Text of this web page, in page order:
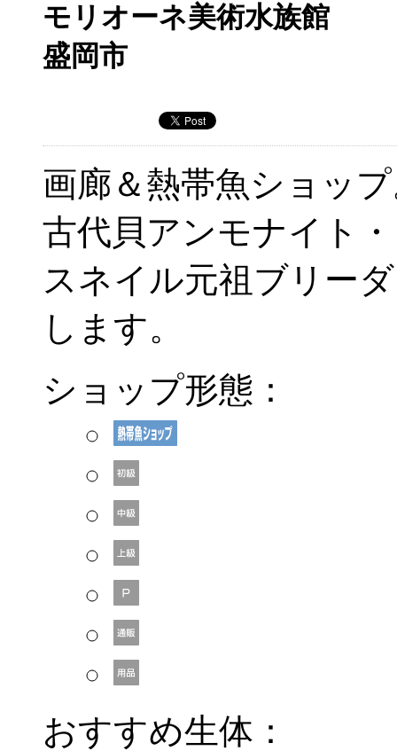
モリオーネ美術水族館
盛岡市
画廊＆熱帯魚ショッ
古代貝アンモナイト・
スネイル元祖ブリー
します。
ショップ形態：
おすすめ生体：